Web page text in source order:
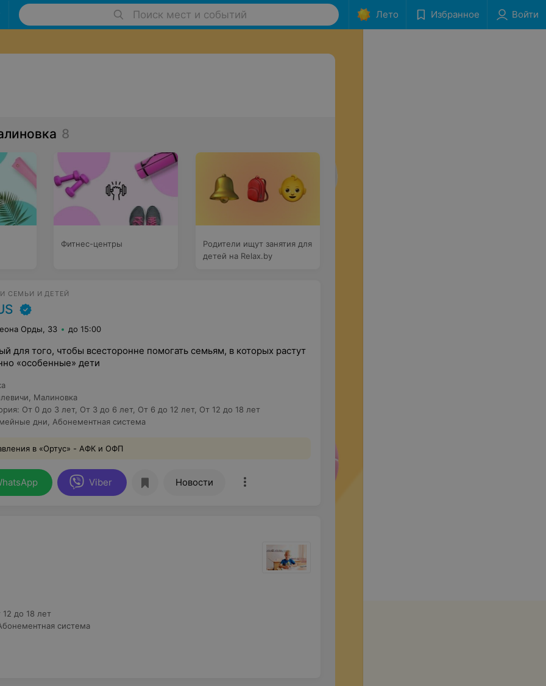
Поиск мест и событий Лето Избранное Войти
8
Фитнес-центры
Родители ищут занятия для
детей на Relax.by
СЕМЬИ И ДЕТЕЙ
Орды, 33 до 15:00
для того, чтобы всесторонне помогать семьям, в которых растут
«особенные» дети
Малиновка
: От 0 до 3 лет, От 3 до 6 лет, От 6 до 12 лет, От 12 до 18 лет
дни Абонементная система
в «Ортус» - АФК и ОФП
Viber Новости
12 до 18 лет
система